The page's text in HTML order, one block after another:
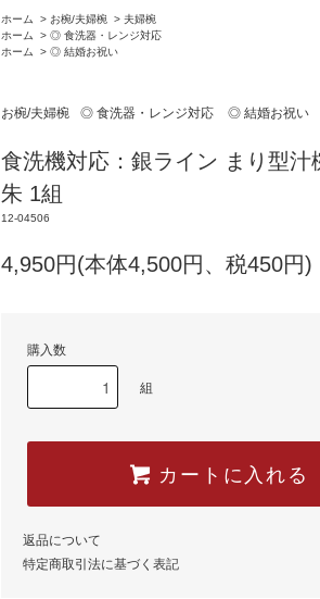
ホーム > お椀/夫婦椀 > 夫婦椀
ホーム
> ◎ 食洗器・レンジ対応
ホーム
> ◎ 結婚お祝い
お椀/夫婦椀 ◎ 食洗器・レンジ対応 ◎ 結婚お祝い
食洗機対応：銀ライン まり型汁
朱 1組
12-04506
4,950円(本体4,500円、税450円)
購入数
組
カートに入れる
返品について
特定商取引法に基づく表記